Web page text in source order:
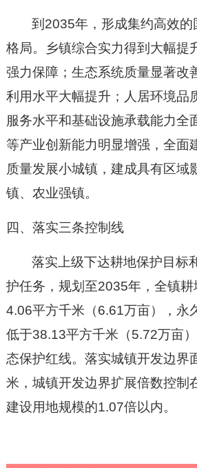
到 2035年，形成集约高效的
格局。乡镇综合实力得到大幅提
强力保障；生态系统质量显著改
利用水平大幅提升；人居环境品
服务水平和基础设施承载能力全
等产业创新能力明显增强，全面
质量发展小城镇，建成具有区域
镇、农业强镇。
四、落实三条控制线
落实上级下达耕地保护目标
护任务，规划至2035年，全镇
4.06平方千米 （6.61万亩），永
低于38.13平方千米（5.72万亩
态保护红线。落实城镇开发边界
米，城镇开发边界扩展倍数控制
建设用地规模的1.07倍以内。